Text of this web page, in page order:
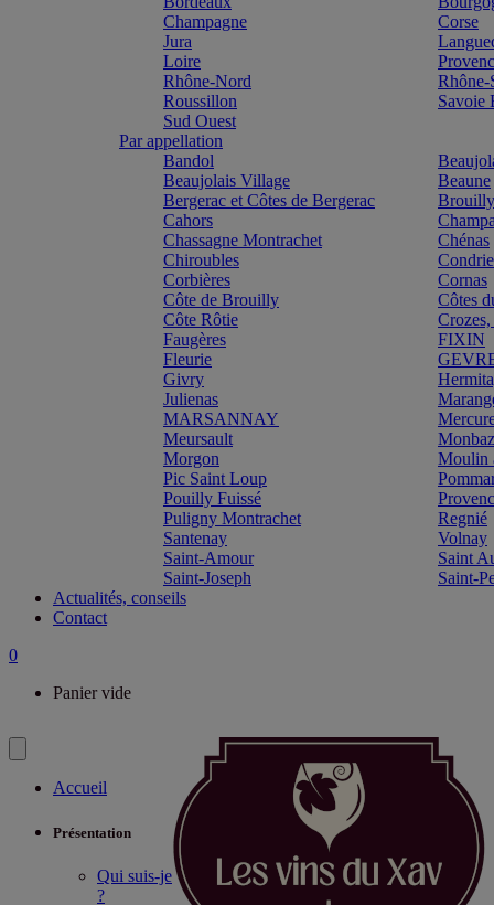
Champagne
Corse
Jura
Loire
Rhône-Nord
Rhône-
Roussillon
Savoie
Sud Ouest
Par appellation
Bandol
Beaujolais Village
Beaune
Bergerac et Côtes de Bergerac
Brouilly
Cahors
Chassagne Montrachet
Chénas
Chiroubles
Corbières
Cornas
Côte de Brouilly
Côtes
Côte Rôtie
Faugères
FIXIN
Fleurie
Givry
Julienas
MARSANNAY
Meursault
Morgon
Moulin
Pic Saint Loup
Pouilly Fuissé
Puligny Montrachet
Regnié
Santenay
Volnay
Saint-Amour
Saint
Saint-Joseph
Saint-
Actualités, conseils
Contact
0
Panier vide
Accueil
Présentation
Qui suis-je
?